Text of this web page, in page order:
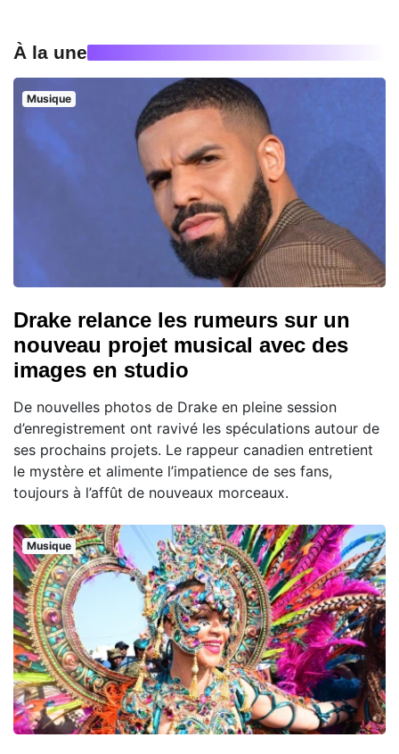
À la une
Musique
Drake relance les rumeurs sur un
nouveau projet musical avec des
images en studio
De nouvelles photos de Drake en pleine session
d’enregistrement ont ravivé les spéculations autour de
ses prochains projets. Le rappeur canadien entretient
le mystère et alimente l’impatience de ses fans,
toujours à l’affût de nouveaux morceaux.
Musique